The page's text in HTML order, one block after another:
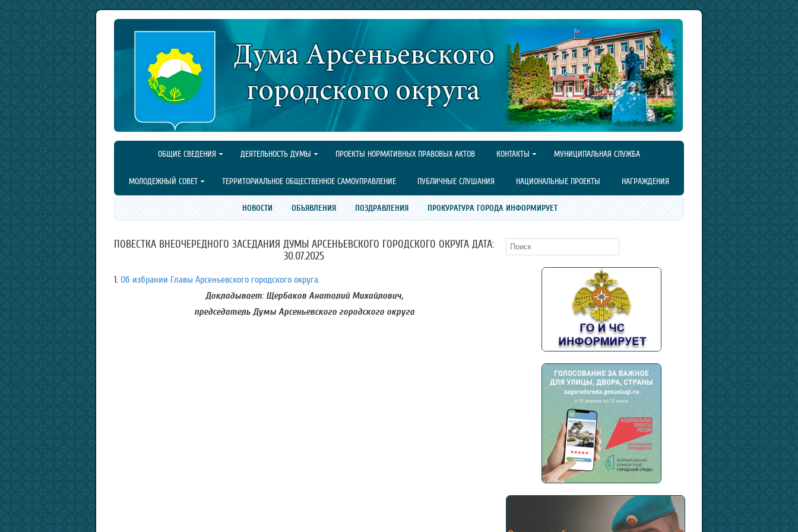
ОБЩИЕ СВЕДЕНИЯ ДЕЯТЕЛЬНОСТЬ ДУМЫ ПРОЕКТЫ НОРМАТИВНЫХ ПРАВОВЫХ АКТОВ КОНТАКТЫ МУНИЦИПАЛЬНАЯ СЛУЖБА
МОЛОДЕЖНЫЙ СОВЕТ ТЕРРИТОРИАЛЬНОЕ ОБЩЕСТВЕННОЕ САМОУПРАВЛЕНИЕ ПУБЛИЧНЫЕ СЛУШАНИЯ НАЦИОНАЛЬНЫЕ ПРОЕКТЫ НАГРАЖДЕНИЯ
НОВОСТИ ОБЪЯВЛЕНИЯ ПОЗДРАВЛЕНИЯ ПРОКУРАТУРА ГОРОДА ИНФОРМИРУЕТ
ПОВЕСТКА ВНЕОЧЕРЕДНОГО ЗАСЕДАНИЯ ДУМЫ АРСЕНЬЕВСКОГО ГОРОДСКОГО ОКРУГА ДАТА:
30.07.2025
1. Об избрании Главы Арсеньевского городского округа.
Докладывает: Щербаков Анатолий Михайлович,
председатель Думы Арсеньевского городского округа
Поиск